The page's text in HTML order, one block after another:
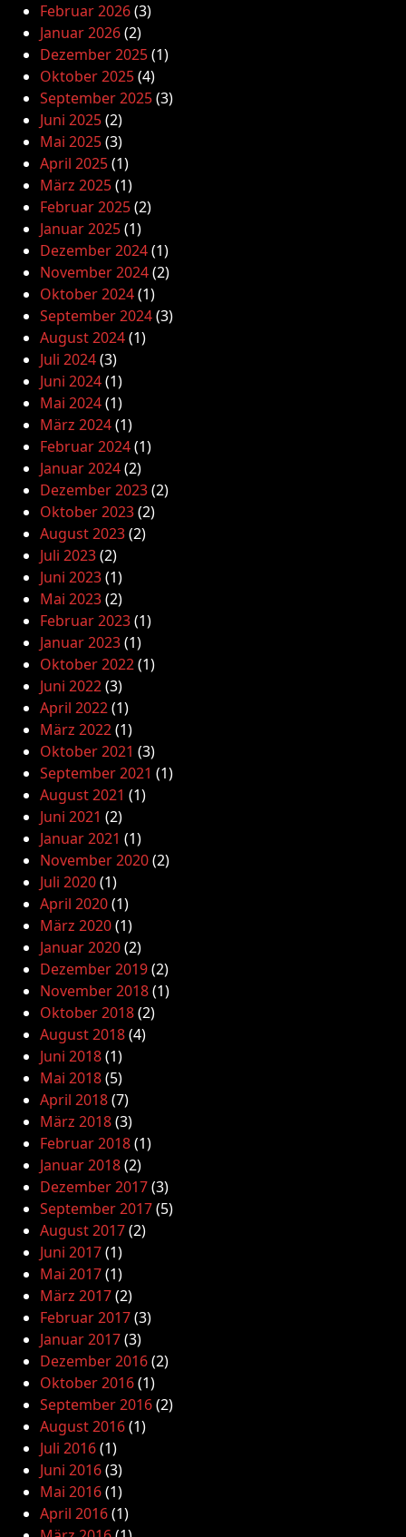
Februar 2026(3)
Januar 2026(2)
Dezember 2025(1)
Oktober 2025(4)
September 2025(3)
Juni 2025(2)
Mai 2025(3)
April 2025(1)
März 2025(1)
Februar 2025(2)
Januar 2025(1)
Dezember 2024(1)
November 2024(2)
Oktober 2024(1)
September 2024(3)
August 2024(1)
Juli 2024(3)
Juni 2024(1)
Mai 2024(1)
März 2024(1)
Februar 2024(1)
Januar 2024(2)
Dezember 2023(2)
Oktober 2023(2)
August 2023(2)
Juli 2023(2)
Juni 2023(1)
Mai 2023(2)
Februar 2023(1)
Januar 2023(1)
Oktober 2022(1)
Juni 2022(3)
April 2022(1)
März 2022(1)
Oktober 2021 (3)
September 2021 (1)
August 2021 (1)
Juni 2021 (2)
Januar 2021 (1)
November 2020(2)
Juli 2020(1)
April 2020(1)
März 2020(1)
Januar 2020(2)
Dezember 2019(2)
November 2018(1)
Oktober 2018(2)
August 2018(4)
Juni 2018(1)
Mai 2018(5)
April 2018(7)
März 2018(3)
Februar 2018(1)
Januar 2018(2)
Dezember 2017(3)
September 2017(5)
August 2017(2)
Juni 2017(1)
Mai 2017(1)
März 2017(2)
Februar 2017(3)
Januar 2017(3)
Dezember 2016(2)
Oktober 2016(1)
September 2016(2)
August 2016(1)
Juli 2016(1)
Juni 2016(3)
Mai 2016(1)
April 2016(1)